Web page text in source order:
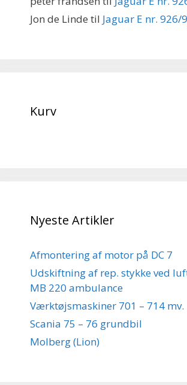
Jon de Linde til Jaguar E nr. 926/
Kurv
Nyeste Artikler
Afmontering af motor på DC 7
Udskiftning af rep. stykke ved
MB 220 ambulance
Værktøjsmaskiner 701 – 714 mv.
Scania 75 – 76 grundbil
Molberg (Lion)